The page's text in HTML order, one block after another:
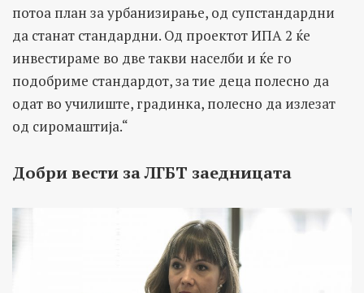
потоа план за урбанизирање, од супстандардни
да станат стандардни. Од проектот ИПА 2 ќе
инвестираме во две такви населби и ќе го
подобриме стандардот, за тие деца полесно да
одат во училиште, градинка, полесно да излезат
од сиромаштија.“
Добри вести за ЛГБТ заедницата